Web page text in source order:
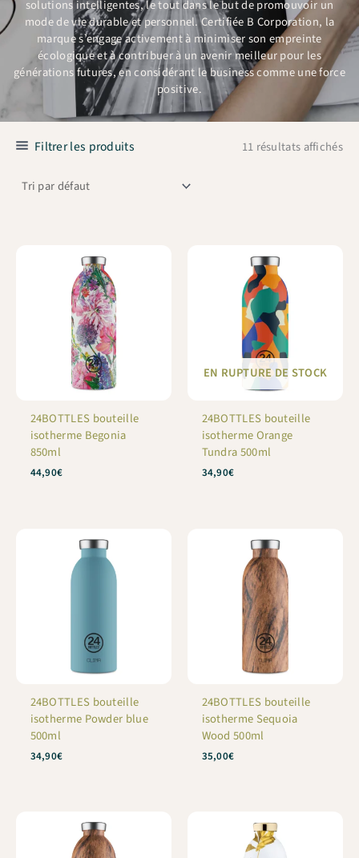
solutions intelligentes, le tout dans le but de promouvoir un
mode de vie durable et personnel. Certifiée B Corporation, la
marque s’engage activement à minimiser son empreinte
écologique et à contribuer à un avenir meilleur pour les
générations futures, en considérant le business comme une force
positive.
Filtrer les produits 11 résultats affichés
24BOTTLES bouteille
isotherme Begonia
850ml
44,90€
EN RUPTURE DE STOCK
24BOTTLES bouteille
isotherme Orange
Tundra 500ml
34,90€
24BOTTLES bouteille
isotherme Powder blue
500ml
34,90€
24BOTTLES bouteille
isotherme Sequoia
Wood 500ml
35,00€